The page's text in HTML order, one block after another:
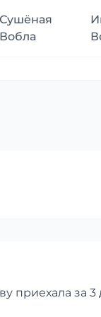
Сушёная
Вобла
приехала за